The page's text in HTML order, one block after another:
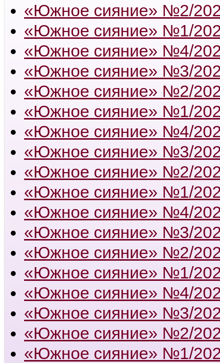
«Южное сияние» №2/
«Южное сияние» №1/
«Южное сияние» №4/
«Южное сияние» №3/
«Южное сияние» №2/
«Южное сияние» №1/
«Южное сияние» №4/
«Южное сияние» №3/
«Южное сияние» №2/
«Южное сияние» №1/
«Южное сияние» №4/
«Южное сияние» №3/
«Южное сияние» №2/
«Южное сияние» №1/
«Южное сияние» №4/
«Южное сияние» №3/
«Южное сияние» №2/
«Южное сияние» №1/